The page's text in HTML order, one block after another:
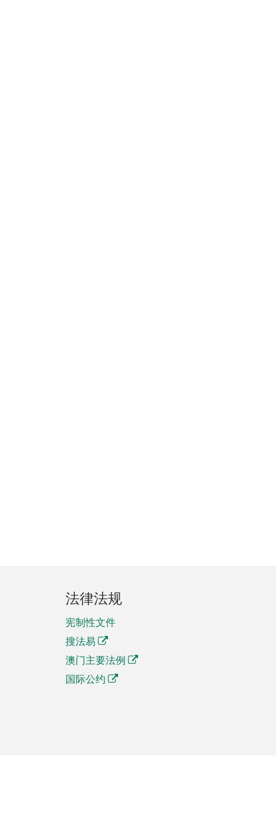
法律法规
宪制性文件
搜法易
澳门主要法例
国际公约